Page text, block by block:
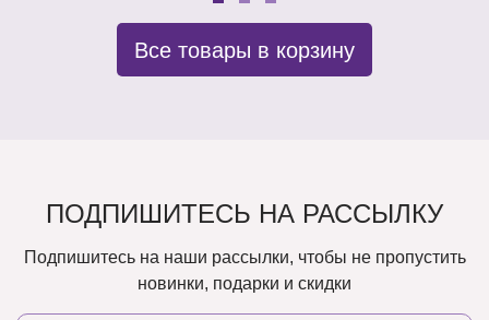
Все товары в корзину
ПОДПИШИТЕСЬ НА РАССЫЛКУ
Подпишитесь на наши рассылки, чтобы не пропустить
новинки, подарки и скидки